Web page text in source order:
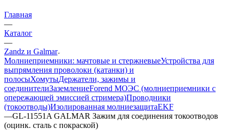
Главная
—
Каталог
—
Zandz и Galmar
Молниеприемники: мачтовые и стержневыеУстройства для
выпрямления проволоки (катанки) и
полосыХомутыДержатели, зажимы и
соединителиЗаземлениеForend МОЭС (молниеприемники с
опережающей эмиссией стримера)Проводники
(токоотводы)Изолированная молниезащитаEKF
—GL-11551A GALMAR Зажим для соединения токоотводов
(оцинк. сталь с покраской)